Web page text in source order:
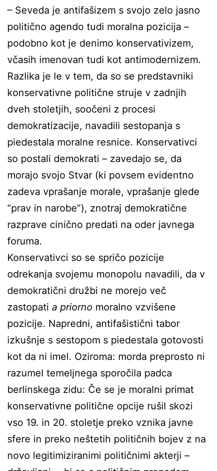
– Seveda je antifašizem s svojo zelo jasno
politično agendo tudi moralna pozicija –
podobno kot je denimo konservativizem,
včasih imenovan tudi kot antimodernizem.
Razlika je le v tem, da so se predstavniki
konservativne politične struje v zadnjih
dveh stoletjih, soočeni z procesi
demokratizacije, navadili sestopanja s
piedestala moralne resnice. Konservativci
so postali demokrati – zavedajo se, da
morajo svojo Stvar (ki povsem evidentno
zadeva vprašanje morale, vprašanje glede
“prav in narobe”), znotraj demokratične
razprave cinično predati na oder javnega
foruma.
Konservativci so se spričo pozicije
odrekanja svojemu monopolu navadili, da v
demokratični družbi ne morejo več
zastopati a priorno moralno vzvišene
pozicije. Napredni, antifašistični tabor
izkušnje s sestopom s piedestala gotovosti
kot da ni imel. Oziroma: morda preprosto ni
razumel temeljnega sporočila padca
berlinskega zidu: Če se je moralni primat
konservativne politične opcije rušil skozi
vso 19. in 20. stoletje preko vznika javne
sfere in preko neštetih političnih bojev z na
novo legitimiziranimi političnimi akterji –